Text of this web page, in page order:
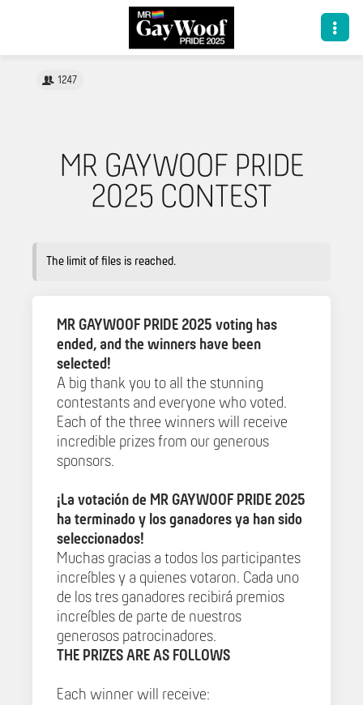
1247
MR GAYWOOF PRIDE
2025 CONTEST
The limit of files is reached.
MR GAYWOOF PRIDE 2025 voting has
ended, and the winners have been
selected!
A big thank you to all the stunning
contestants and everyone who voted.
Each of the three winners will receive
incredible prizes from our generous
sponsors.
¡La votación de MR GAYWOOF PRIDE 2025
ha terminado y los ganadores ya han sido
seleccionados!
Muchas gracias a todos los participantes
increíbles y a quienes votaron. Cada uno
de los tres ganadores recibirá premios
increíbles de parte de nuestros
generosos patrocinadores.
THE PRIZES ARE AS FOLLOWS
Each winner will receive: